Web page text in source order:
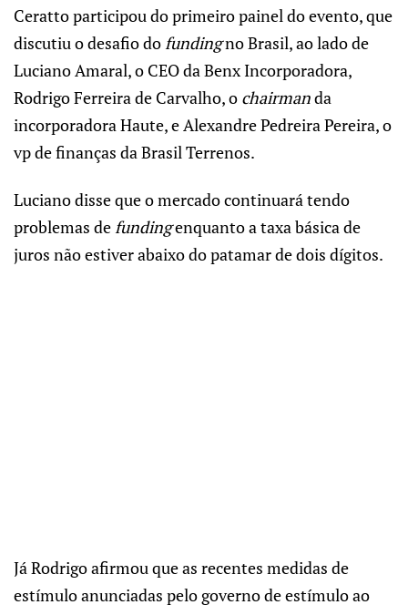
Ceratto participou do primeiro painel do evento, que
discutiu o desafio do fundingno Brasil, ao lado de
Luciano Amaral, o CEO da Benx Incorporadora,
Rodrigo Ferreira de Carvalho, o chairmanda
incorporadora Haute, e Alexandre Pedreira Pereira, o
vp de finanças da Brasil Terrenos.
Luciano disse que o mercado continuará tendo
problemas defundingenquanto a taxa básica de
juros não estiver abaixo do patamar de dois dígitos.
Já Rodrigo afirmou que as recentes medidas de
estímulo anunciadas pelo governo de estímulo ao